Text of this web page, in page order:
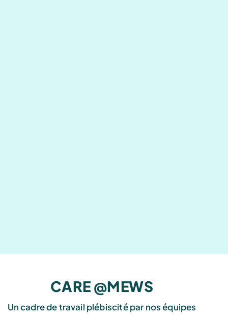
CARE @MEWS
Un cadre de travail plébiscité par nos équipes